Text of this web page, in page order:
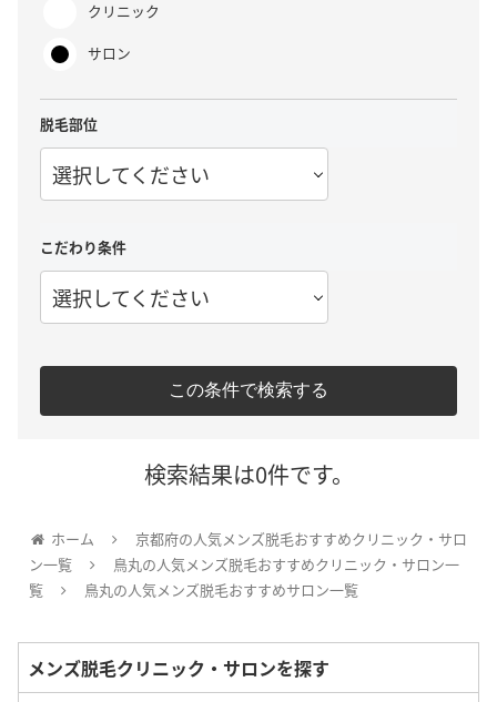
クリニック
サロン
脱毛部位
選択してください
こだわり条件
選択してください
この条件で検索する
検索結果は0件です。
ホーム
京都府の人気メンズ脱毛おすすめクリニック・サロ
ン一覧
鳥丸の人気メンズ脱毛おすすめクリニック・サロン一
覧
鳥丸の人気メンズ脱毛おすすめサロン一覧
メンズ脱毛クリニック・サロンを探す